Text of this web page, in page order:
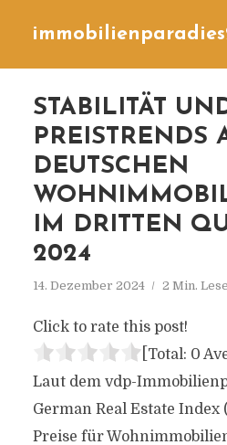
STABILITÄT
PREISTRENDS
DEUTSCHEN
IM DRITTEN
2024
14. Dezember 2024 2 Min.
Click to rate this post!
[Total: 0
Laut dem vdp-
German Real Estate Index
Preise für